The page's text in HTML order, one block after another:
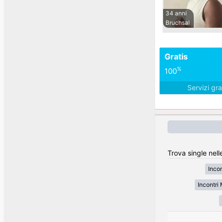
34 anni
Bruchsal
Gratis
100%
Servizi
Trova single
Incontri